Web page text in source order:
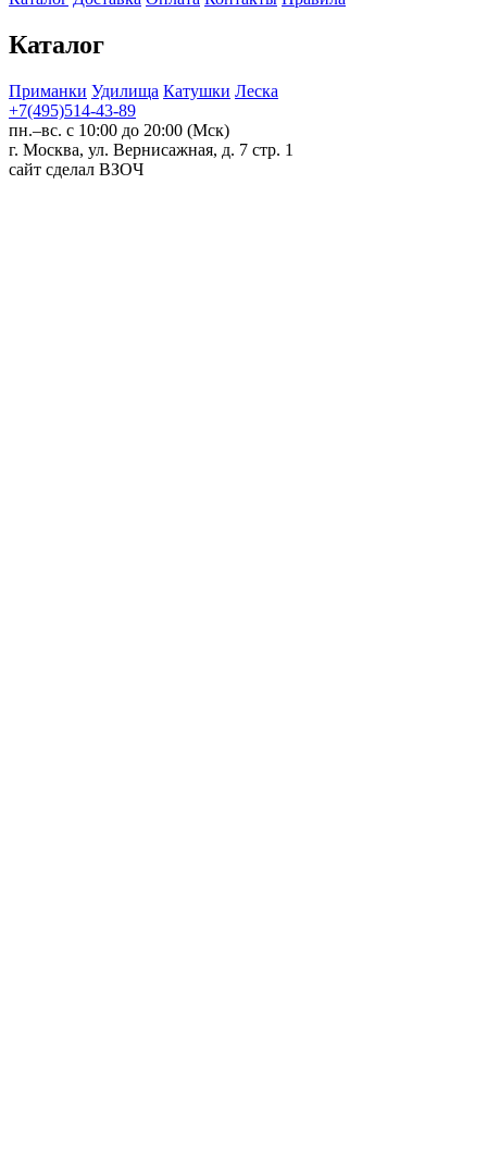
Каталог
Приманки Удилища Катушки Леска
+7(495)514-43-89
пн.–вс. с 10:00 до 20:00 (Мск)
г. Москва, ул. Вернисажная, д. 7 стр. 1
сайт сделал ВЗОЧ